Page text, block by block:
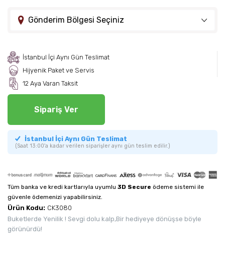
Gönderim Bölgesi Seçiniz
İstanbul İçi Aynı Gün Teslimat
Hijyenik Paket ve Servis
12 Aya Varan Taksit
Sipariş Ver
İstanbul İçi Aynı Gün Teslimat
(Saat 13:00'a kadar verilen siparişler aynı gün teslim edilir.)
Tüm banka ve kredi kartlarıyla uyumlu 3D Secure ödeme sistemi ile
güvenle ödemenizi yapabilirsiniz.
Ürün Kodu: CK3080
Buketlerde Yenilik ! Sevgi dolu kalp,Bir hediyeye dönüşse böyle
görünürdü!